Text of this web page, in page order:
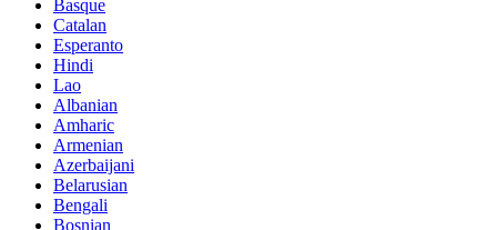
Basque
Catalan
Esperanto
Hindi
Lao
Albanian
Amharic
Armenian
Azerbaijani
Belarusian
Bengali
Bosnian